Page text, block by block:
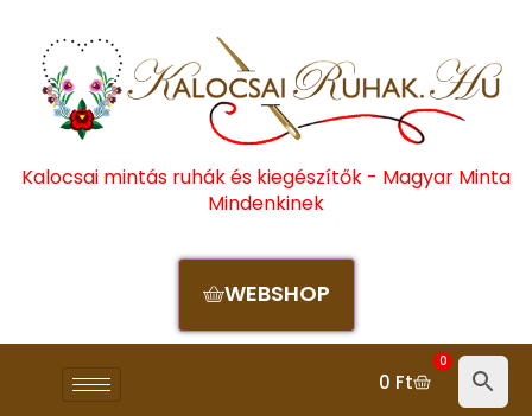
Kalocsai mintás ruhák és kiegészítők - Magyar Minta
Mindenkinek
WEBSHOP
0 Ft
0